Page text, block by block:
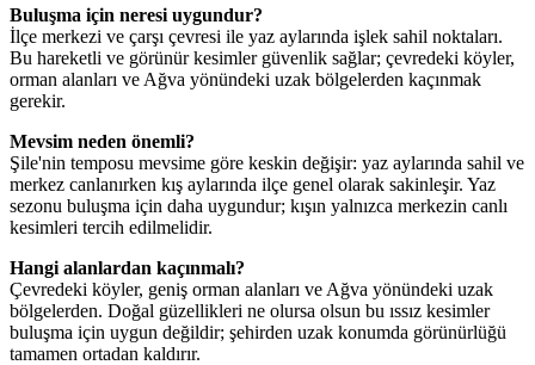
Buluşma için neresi uygundur?
İlçe merkezi ve çarşı çevresi ile yaz aylarında işlek sahil noktaları.
Bu hareketli ve görünür kesimler güvenlik sağlar; çevredeki köyler,
orman alanları ve Ağva yönündeki uzak bölgelerden kaçınmak
gerekir.
Mevsim neden önemli?
Şile'nin temposu mevsime göre keskin değişir: yaz aylarında sahil ve
merkez canlanırken kış aylarında ilçe genel olarak sakinleşir. Yaz
sezonu buluşma için daha uygundur; kışın yalnızca merkezin canlı
kesimleri tercih edilmelidir.
Hangi alanlardan kaçınmalı?
Çevredeki köyler, geniş orman alanları ve Ağva yönündeki uzak
bölgelerden. Doğal güzellikleri ne olursa olsun bu ıssız kesimler
buluşma için uygun değildir; şehirden uzak konumda görünürlüğü
tamamen ortadan kaldırır.